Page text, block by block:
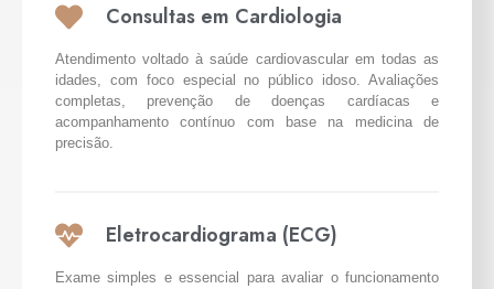
Consultas em Cardiologia
Atendimento voltado à saúde cardiovascular em todas as
idades, com foco especial no público idoso. Avaliações
completas, prevenção de doenças cardíacas e
acompanhamento contínuo com base na medicina de
precisão.
Eletrocardiograma (ECG)
Exame simples e essencial para avaliar o funcionamento